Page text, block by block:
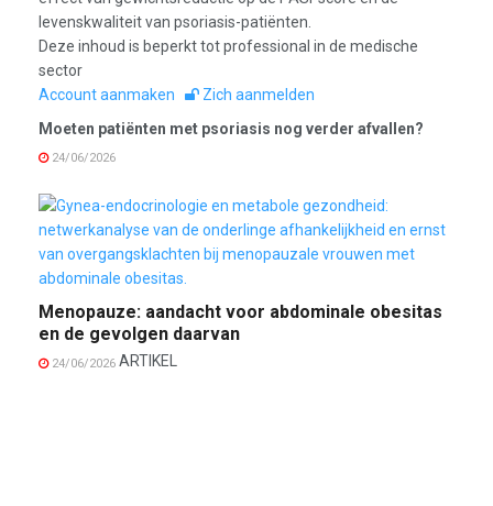
Deze inhoud is beperkt tot professional in de medische
sector
Account aanmaken
Zich aanmelden
Moeten patiënten met psoriasis nog verder afvallen?
24/06/2026
Menopauze: aandacht voor abdominale obesitas
en de gevolgen daarvan
24/06/2026 ARTIKEL